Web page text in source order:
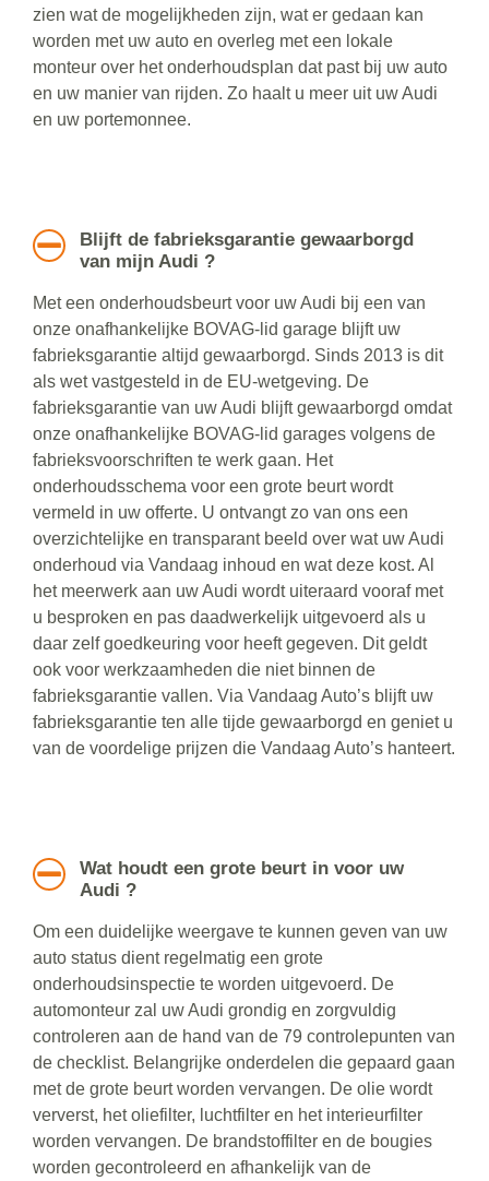
zien wat de mogelijkheden zijn, wat er gedaan kan
worden met uw auto en overleg met een lokale
monteur over het onderhoudsplan dat past bij uw auto
en uw manier van rijden. Zo haalt u meer uit uw Audi
en uw portemonnee.
Blijft de fabrieksgarantie gewaarborgd
van mijn Audi ?
Met een onderhoudsbeurt voor uw Audi bij een van
onze onafhankelijke BOVAG-lid garage blijft uw
fabrieksgarantie altijd gewaarborgd. Sinds 2013 is dit
als wet vastgesteld in de EU-wetgeving. De
fabrieksgarantie van uw Audi blijft gewaarborgd omdat
onze onafhankelijke BOVAG-lid garages volgens de
fabrieksvoorschriften te werk gaan. Het
onderhoudsschema voor een grote beurt wordt
vermeld in uw offerte. U ontvangt zo van ons een
overzichtelijke en transparant beeld over wat uw Audi
onderhoud via Vandaag inhoud en wat deze kost. Al
het meerwerk aan uw Audi wordt uiteraard vooraf met
u besproken en pas daadwerkelijk uitgevoerd als u
daar zelf goedkeuring voor heeft gegeven. Dit geldt
ook voor werkzaamheden die niet binnen de
fabrieksgarantie vallen. Via Vandaag Auto’s blijft uw
fabrieksgarantie ten alle tijde gewaarborgd en geniet u
van de voordelige prijzen die Vandaag Auto’s hanteert.
Wat houdt een grote beurt in voor uw
Audi ?
Om een duidelijke weergave te kunnen geven van uw
auto status dient regelmatig een grote
onderhoudsinspectie te worden uitgevoerd. De
automonteur zal uw Audi grondig en zorgvuldig
controleren aan de hand van de 79 controlepunten van
de checklist. Belangrijke onderdelen die gepaard gaan
met de grote beurt worden vervangen. De olie wordt
ververst, het oliefilter, luchtfilter en het interieurfilter
worden vervangen. De brandstoffilter en de bougies
worden gecontroleerd en afhankelijk van de